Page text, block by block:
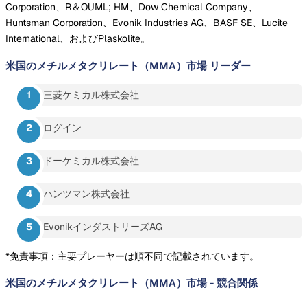
Corporation、R＆OUML; HM、Dow Chemical Company、
Huntsman Corporation、Evonik Industries AG、BASF SE、Lucite
International、およびPlaskolite。
米国のメチルメタクリレート（MMA）市場 リーダー
三菱ケミカル株式会社
ログイン
ドーケミカル株式会社
ハンツマン株式会社
EvonikインダストリーズAG
*免責事項：主要プレーヤーは順不同で記載されています。
米国のメチルメタクリレート（MMA）市場- 競合関係